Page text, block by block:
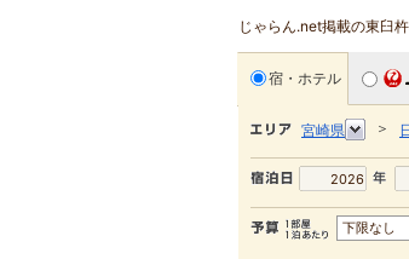
じゃらん.net掲載の東臼
宿・ホテル
宮崎県 ＞